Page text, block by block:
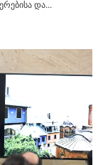
და...